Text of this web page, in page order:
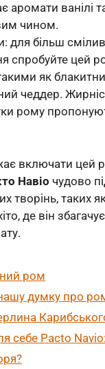
аромати ванілі
чином.
для більш
спробуйте цей
як
чеддер.
рому
включати цей
Навіо чудово
творінь, таких
де він
ром
думку про
себе Pacto